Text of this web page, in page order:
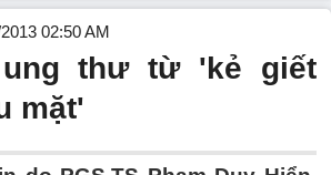
02:50 AM
thư từ 'kẻ giết
mặt'